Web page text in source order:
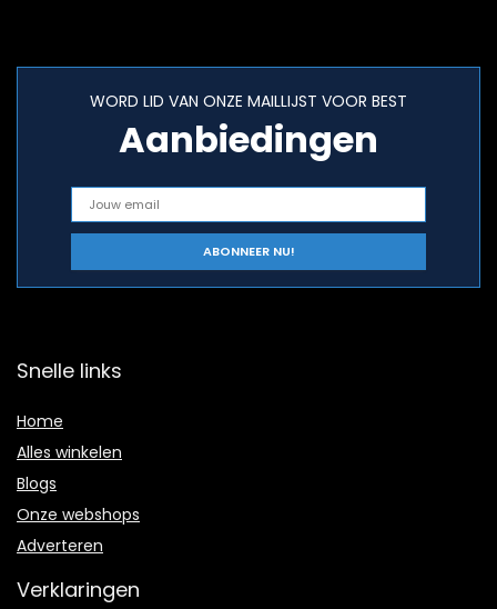
WORD LID VAN ONZE MAILLIJST VOOR BEST
Aanbiedingen
Snelle links
Home
Alles winkelen
Blogs
Onze webshops
Adverteren
Verklaringen